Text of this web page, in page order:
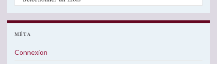
MÉTA
Connexion